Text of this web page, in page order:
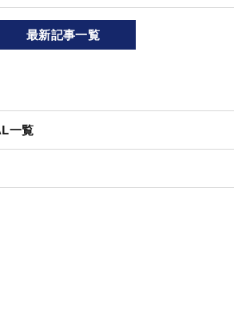
最新記事一覧
一覧